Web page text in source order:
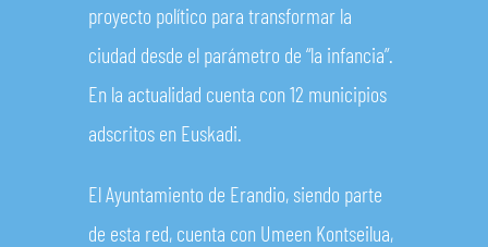
proyecto político para transformar la
ciudad desde el parámetro de “la infancia”.
En la actualidad cuenta con 12 municipios
adscritos en Euskadi.
El Ayuntamiento de Erandio, siendo parte
de esta red, cuenta con Umeen Kontseilua,